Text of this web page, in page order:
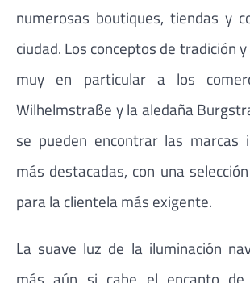
numerosas boutiques, tiendas y
ciudad. Los conceptos de tradición
muy en particular a los
Wilhelmstraße y la aledaña
se pueden encontrar las marcas
más destacadas, con una
para la clientela más exigente.
La suave luz de la iluminación
más aún si cabe el encanto de